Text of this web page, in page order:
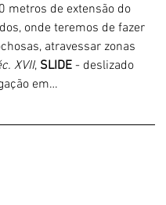
metros de extensão do
onde teremos de fazer
atravessar zonas
XVII, SLIDE - deslizado
em…